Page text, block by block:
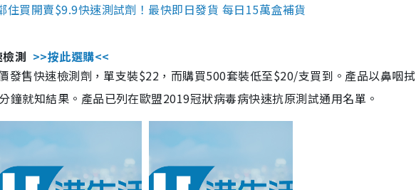
住買開賣$9.9快速測試劑！最快即日發貨 每日15萬盒補貨
測 >>按此選購<<
發售快速檢測劑，單支裝$22，而購買500套裝低至$20/支買到。產品以鼻咽
鐘就知結果。產品已列在歐盟2019冠狀病毒病快速抗原測試通用名單。